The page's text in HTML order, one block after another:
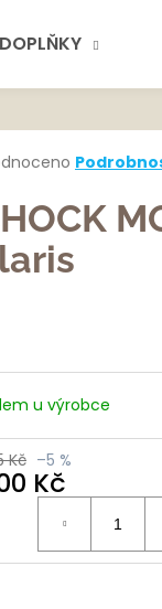
DOPLŇKY
u výrobce
Kč –5 %
Kč
DŘEZ
SCHOCK
MONO D-